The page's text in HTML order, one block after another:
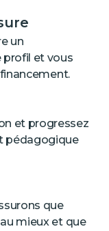
un
et vous
et progressez
pédagogique
que
mieux et que